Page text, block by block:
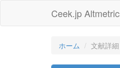
Ceek.jp
ホーム 文献詳細